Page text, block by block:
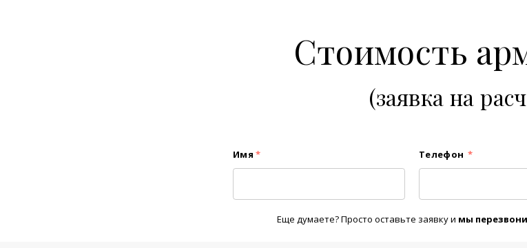
Стоимость
(заявка на
Имя * Телефон *
Еще думаете? Просто оставьте заявку и мы